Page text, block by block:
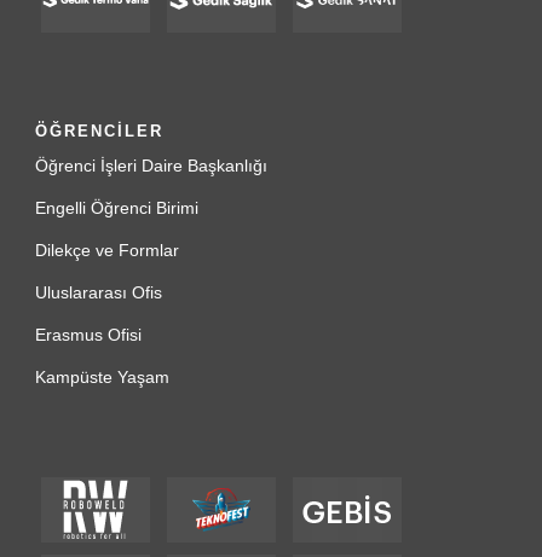
ÖĞRENCİLER
Öğrenci İşleri Daire Başkanlığı
Engelli Öğrenci Birimi
Dilekçe ve Formlar
Uluslararası Ofis
Erasmus Ofisi
Kampüste Yaşam